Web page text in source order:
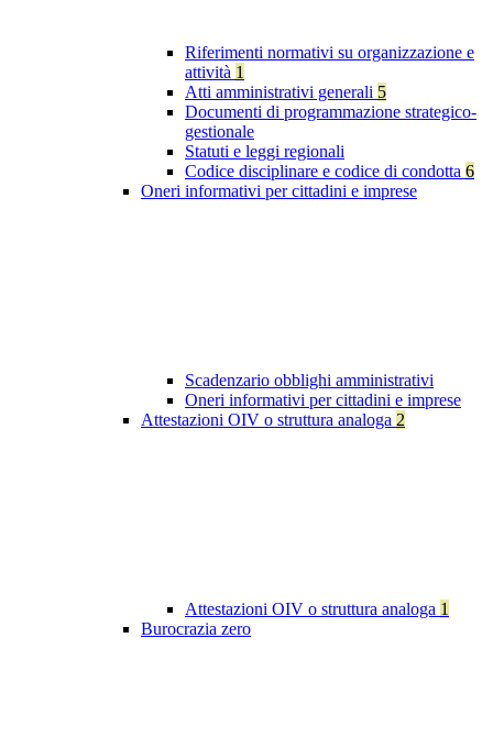
Riferimenti normativi su organizzazione e
attività 1
Atti amministrativi generali 5
Documenti di programmazione strategico-
gestionale
Statuti e leggi regionali
Codice disciplinare e codice di condotta 6
Oneri informativi per cittadini e imprese
Scadenzario obblighi amministrativi
Oneri informativi per cittadini e imprese
Attestazioni OIV o struttura analoga 2
Attestazioni OIV o struttura analoga 1
Burocrazia zero